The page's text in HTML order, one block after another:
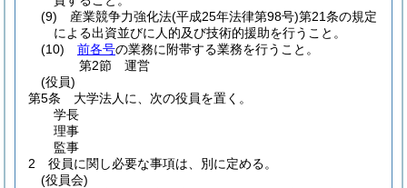
(9)
産業競争力強化法(平成25年法律第98号)第21条の規定
による出資並びに人的及び技術的援助を行うこと。
(10)
前各号の業務に附帯する業務を行うこと。
第2節
運営
(役員)
第5条
大学法人に、次の役員を置く。
学長
理事
監事
2
役員に関し必要な事項は、別に定める。
(役員会)